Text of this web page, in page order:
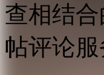
查相结
帖评论服